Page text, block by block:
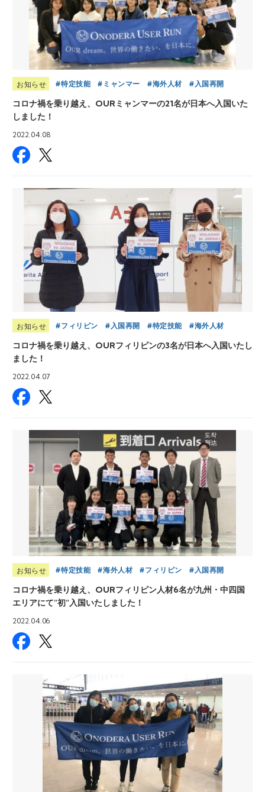
お知らせ 特定技能 ミャンマー 海外人材 入国再開
コロナ禍を乗り越え、OURミャンマーの21名が日本へ入国いた
しました！
2022.04.08
お知らせ フィリピン 入国再開 特定技能 海外人材
コロナ禍を乗り越え、OURフィリピンの3名が日本へ入国いたし
ました！
2022.04.07
お知らせ 特定技能 海外人材 フィリピン 入国再開
コロナ禍を乗り越え、OURフィリピン人材6名が九州・中四国
エリアにて”初”入国いたしました！
2022.04.06